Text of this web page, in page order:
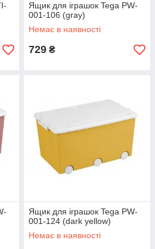
Ящик для іграшок Tega PW-
001-106 (gray)
Немає в наявності
729 ₴
Ящик для іграшок Tega PW-
001-124 (dark yellow)
Немає в наявності